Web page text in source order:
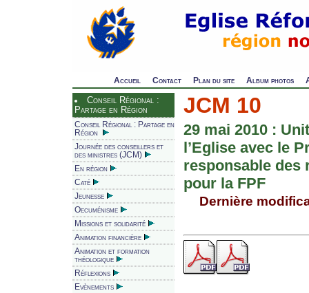
Accueil Contact Plan du site Album photos
Conseil Régional :
Partage en Région
Conseil Régional : Partage en
Région
Journée des conseillers et
des ministres (JCM)
En région
Caté
Jeunesse
Oecuménisme
Missions et solidarité
Animation financière
Animation et formation
théologique
Réflexions
Evènements
JCM 10
29 mai 2010 :
l’Eglise avec le
responsable des
pour la FPF
Dernière